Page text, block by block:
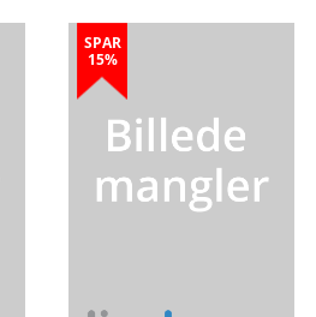
SPAR
15%